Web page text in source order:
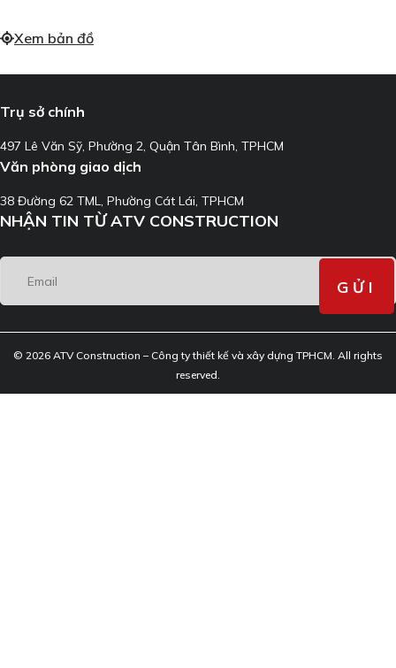
Xem bản đồ
Trụ sở chính
497 Lê Văn Sỹ, Phường 2, Quận Tân Bình, TPHCM
Văn phòng giao dịch
38 Đường 62 TML, Phường Cát Lái, TPHCM
NHẬN TIN TỪ ATV CONSTRUCTION
© 2026 ATV Construction – Công ty thiết kế và xây dựng TPHCM. All rights
reserved.